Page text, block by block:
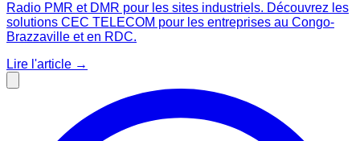
Radio PMR et DMR pour les sites industriels. Découvrez les
solutions CEC TELECOM pour les entreprises au Congo-
Brazzaville et en RDC.
Lire l'article →